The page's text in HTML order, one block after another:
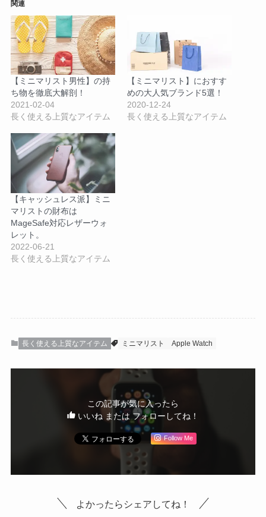
関連
【ミニマリスト男性】の持
ち物を徹底大解剖！
2021-02-04
長く使える上質なアイテム
【ミニマリスト】におすす
めの大人気ブランド5選！
2020-12-24
長く使える上質なアイテム
【キャッシュレス派】ミニ
マリストの財布は
MageSafe対応レザーウォ
レット。
2022-06-21
長く使える上質なアイテム
長く使える上質なアイテム ミニマリスト Apple Watch
この記事が気に入ったら
いいね または フォローしてね！
Follow Me
よかったらシェアしてね！